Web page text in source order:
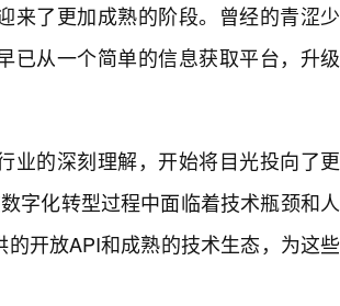
来了更加成熟的阶段。曾经的青涩少
已从一个简单的信息获取平台，升级
业的深刻理解，开始将目光投向了更
字化转型过程中面临着技术瓶颈和人
开放API和成熟的技术生态，为这些